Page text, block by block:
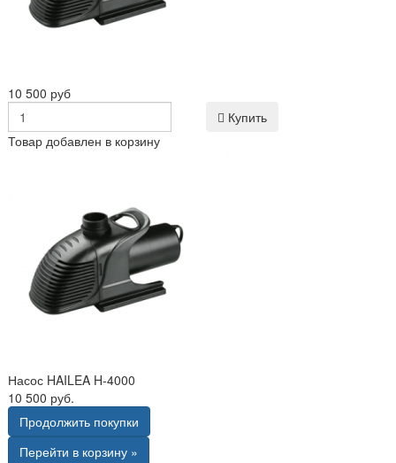
10 500 руб
Купить
Товар добавлен в корзину
Насос HAILEA H-4000
10 500 руб.
Продолжить покупки
Перейти в корзину »